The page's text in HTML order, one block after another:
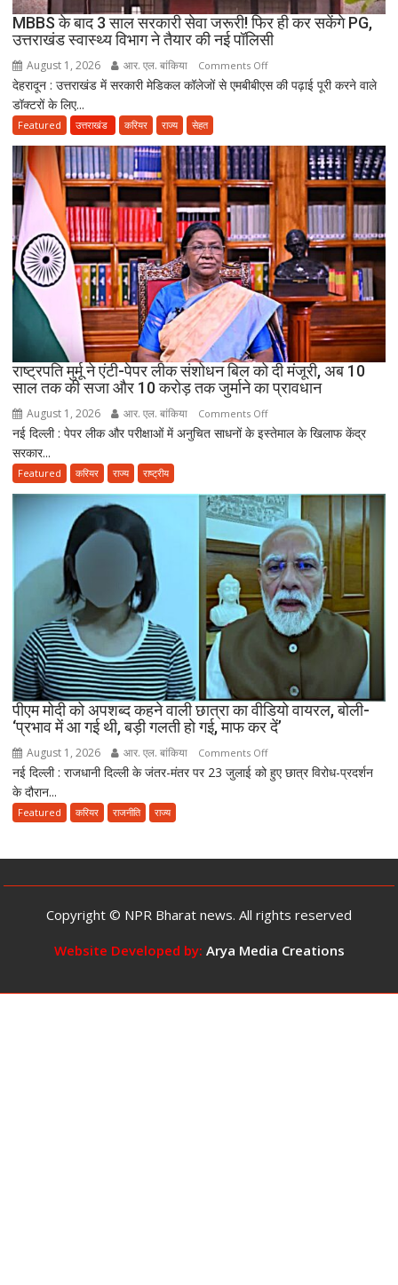
मौत,
दो
अब
भी
लापता
MBBS के बाद 3 साल सरकारी सेवा जरूरी! फिर ही कर सकेंगे PG,
उत्तराखंड स्वास्थ्य विभाग ने तैयार की नई पॉलिसी
August 1, 2026 आर. एल. बांकिया Comments Offon
MBBS
साल
सरकारी
सेवा
जरूरी!
फिर
ही
कर
सकेंगे
PG,
उत्तराखंड
स्वास्थ्य
विभाग
ने
तैयार
की
देहरादून : उत्तराखंड में सरकारी मेडिकल कॉलेजों से एमबीबीएस की पढ़ाई पूरी करने वाले
डॉक्टरों के लिए...
Featured उत्तराखंड करियर राज्य सेहत
राष्ट्रपति मुर्मू ने एंटी-पेपर लीक संशोधन बिल को दी मंजूरी, अब 10
साल तक की सजा और 10 करोड़ तक जुर्माने का प्रावधान
August 1, 2026 आर. एल. बांकिया Comments Offon
राष्ट्रपति
पेपर
लीक
संशोधन
बिल
को
दी
मंजूरी,
अब
10
तक
की
10
का
नई दिल्ली : पेपर लीक और परीक्षाओं में अनुचित साधनों के इस्तेमाल के खिलाफ केंद्र
सरकार...
Featured करियर राज्य राष्ट्रीय
पीएम मोदी को अपशब्द कहने वाली छात्रा का वीडियो वायरल, बोली-
‘प्रभाव में आ गई थी, बड़ी गलती हो गई, माफ कर दें’
August 1, 2026 आर. एल. बांकिया Comments Offon
पीएम
छात्रा
का
वीडियो
वायरल,
नई दिल्ली : राजधानी दिल्ली के जंतर-मंतर पर 23 जुलाई को हुए छात्र विरोध-प्रदर्शन
के दौरान...
Featured करियर राजनीति राज्य
Copyright © NPR Bharat news. All rights reserved
Website Developed by: Arya Media Creations